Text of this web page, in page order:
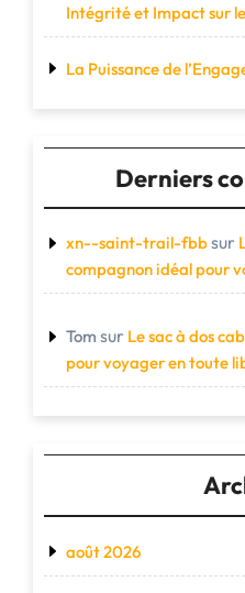
Intégrité et Impact sur
La Puissance de
Derniers
xn--saint-trail-fbbsur
compagnon idéal pour
Tom sur Le sac à dos
pour voyager en toute
août 2026